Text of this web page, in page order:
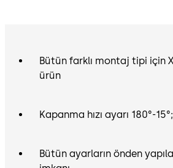
Bütün farklı montaj tipi için
ürün
Kapanma hızı ayarı 180°-
Bütün ayarların önden